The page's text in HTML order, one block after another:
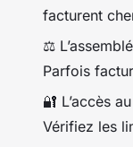
facturent
⚖️
Parfois
🔐 L’accès
Vérifiez les